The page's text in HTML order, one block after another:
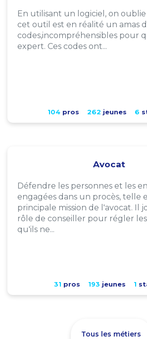
En utilisant un logiciel, on
cet outil est en réalité un amas
codes,incompréhensibles pour
expert. Ces codes ont...
104pros 262 jeunes 6
Avocat
Défendre les personnes et les
engagées dans un procès, telle
principale mission de l'avocat. Il
rôle de conseiller pour régler
qu'ils ne...
31 pros 193 jeunes 1
Tous les métiers